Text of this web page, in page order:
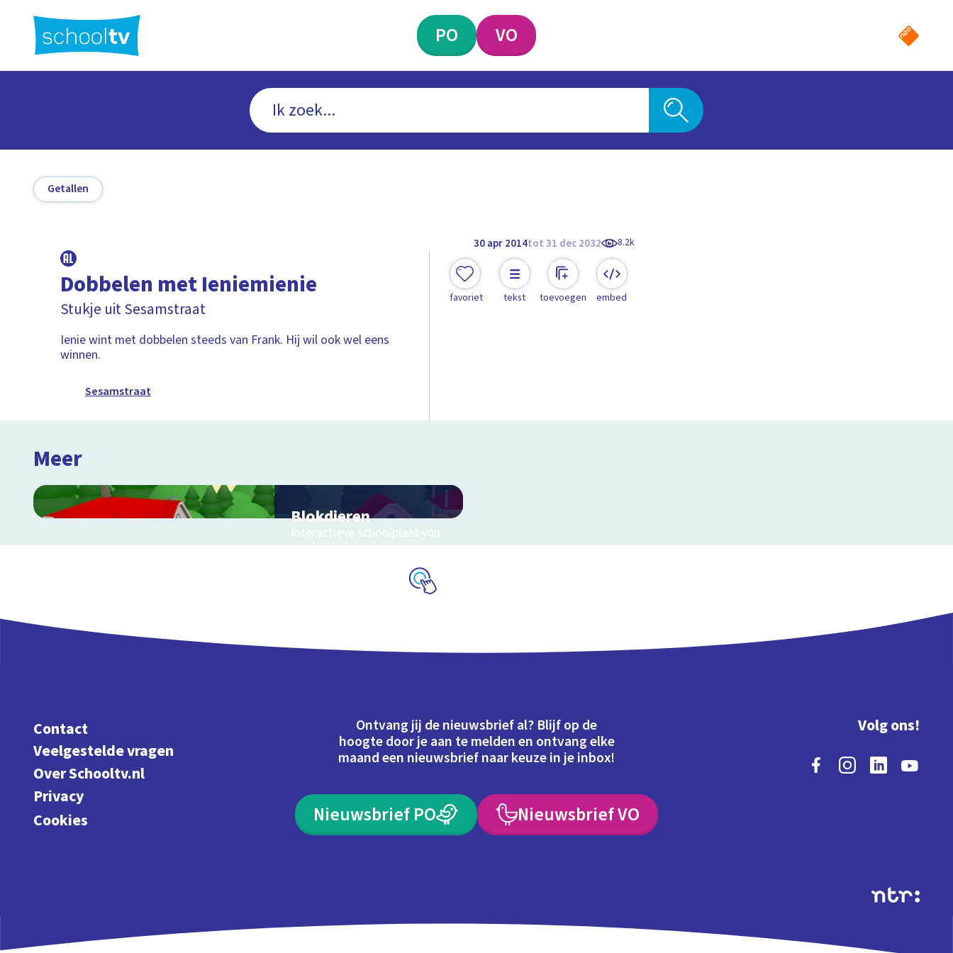
hoofdinhoud
PO VO
Getallen
30 apr 2014tot 31 dec 2032 8.2k
Dobbelen met Ieniemienie
Stukje uit Sesamstraat
Ienie wint met dobbelen steeds van Frank. Hij wil ook wel eens
winnen.
Sesamstraat
favoriet tekst toevoegen embed
Meer
Blokdieren
Interactieve schoolplaat van
een kinderboerderij
Contact
Veelgestelde vragen
Over Schooltv.nl
Privacy
Cookies
Ontvang jij de nieuwsbrief al? Blijf op de
hoogte door je aan te melden en ontvang elke
maand een nieuwsbrief naar keuze in je inbox!
Nieuwsbrief PO Nieuwsbrief VO
Volg ons!